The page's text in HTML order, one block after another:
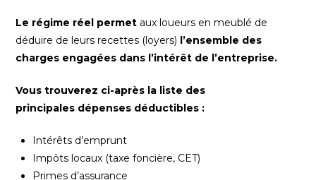
Le régime réel permet aux loueurs en meublé de
déduire de leurs recettes (loyers) l’ensemble des
charges engagées dans l’intérêt de l’entreprise.
Vous trouverez ci-après la liste des
principales dépenses déductibles :
Intérêts d’emprunt
Impôts locaux (taxe foncière, CET)
Primes d’assurance